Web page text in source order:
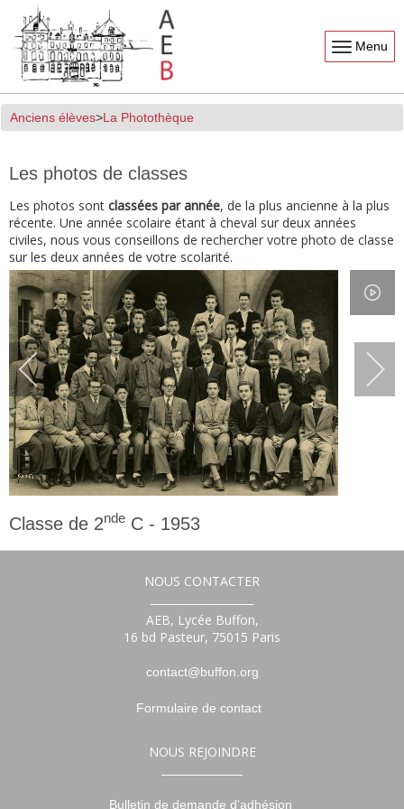
Menu
Anciens élèves La Photothèque
Les photos de classes
Les photos sont classées par année, de la plus ancienne à la plus
récente. Une année scolaire étant à cheval sur deux années
civiles, nous vous conseillons de rechercher votre photo de classe
sur les deux années de votre scolarité.
Classe de 2nde C - 1953
2nde
NOUS CONTACTER
AEB, Lycée Buffon,
16 bd Pasteur, 75015 Paris
contact@buffon.org
Formulaire de contact
NOUS REJOINDRE
Bulletin de demande d'adhésion